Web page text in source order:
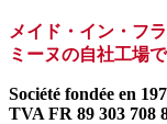
メイド・イン・フ
ミーヌの自社工場
Société fondée en
TVA FR 89 303 708